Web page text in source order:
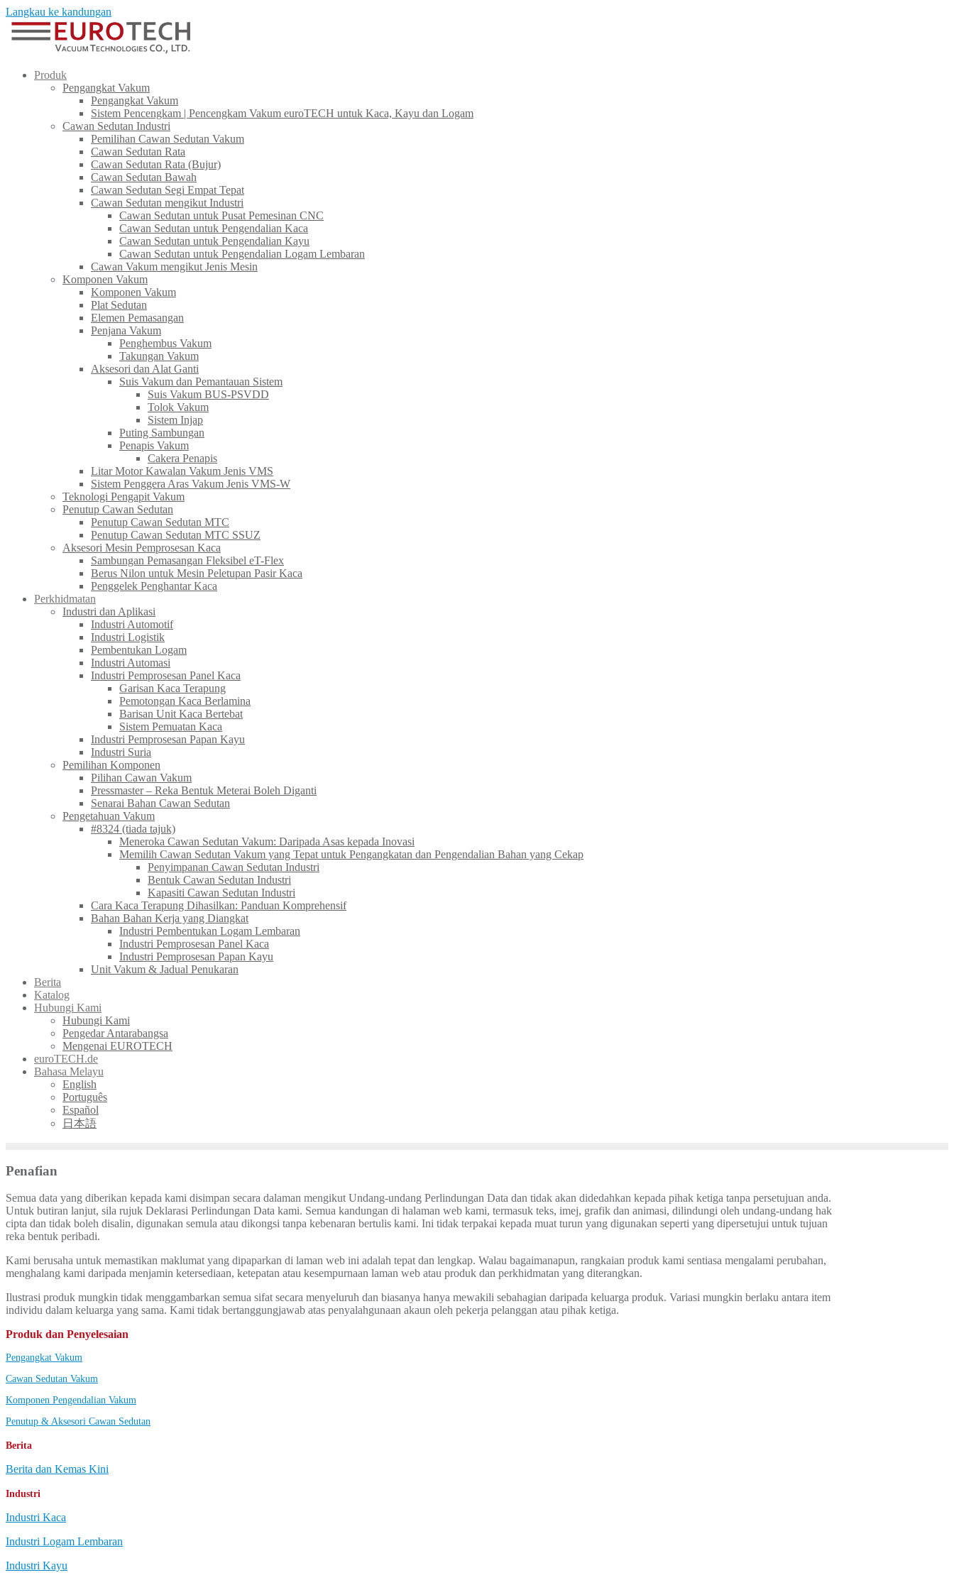
Langkau ke kandungan
Produk
Pengangkat Vakum
Pengangkat Vakum
Sistem Pencengkam | Pencengkam Vakum euroTECH untuk Kaca, Kayu dan Logam
Cawan Sedutan Industri
Pemilihan Cawan Sedutan Vakum
Cawan Sedutan Rata
Cawan Sedutan Rata (Bujur)
Cawan Sedutan Bawah
Cawan Sedutan Segi Empat Tepat
Cawan Sedutan mengikut Industri
Cawan Sedutan untuk Pusat Pemesinan CNC
Cawan Sedutan untuk Pengendalian Kaca​
Cawan Sedutan untuk Pengendalian Kayu
Cawan Sedutan untuk Pengendalian Logam Lembaran
Cawan Vakum mengikut Jenis Mesin
Komponen Vakum
Komponen Vakum
Plat Sedutan
Elemen Pemasangan
Penjana Vakum
Penghembus Vakum
Takungan Vakum
Aksesori dan Alat Ganti
Suis Vakum dan Pemantauan Sistem
Suis Vakum BUS-PSVDD
Tolok Vakum
Sistem Injap
Puting Sambungan
Penapis Vakum
Cakera Penapis
Litar Motor Kawalan Vakum Jenis VMS
Sistem Penggera Aras Vakum Jenis VMS-W
Teknologi Pengapit Vakum
Penutup Cawan Sedutan
Penutup Cawan Sedutan MTC
Penutup Cawan Sedutan MTC SSUZ
Aksesori Mesin Pemprosesan Kaca
Sambungan Pemasangan Fleksibel eT-Flex
Berus Nilon untuk Mesin Peletupan Pasir Kaca
Penggelek Penghantar Kaca
Perkhidmatan
Industri dan Aplikasi
Industri Automotif
Industri Logistik
Pembentukan Logam
Industri Automasi
Industri Pemprosesan Panel Kaca
Garisan Kaca Terapung
Pemotongan Kaca Berlamina
Barisan Unit Kaca Bertebat
Sistem Pemuatan Kaca
Industri Pemprosesan Papan Kayu
Industri Suria
Pemilihan Komponen
Pilihan Cawan Vakum
Pressmaster – Reka Bentuk Meterai Boleh Diganti
Senarai Bahan Cawan Sedutan
Pengetahuan Vakum
#8324 (tiada tajuk)
Meneroka Cawan Sedutan Vakum: Daripada Asas kepada Inovasi
Memilih Cawan Sedutan Vakum yang Tepat untuk Pengangkatan dan Pengendalian Bahan yang Cekap
Penyimpanan Cawan Sedutan Industri
Bentuk Cawan Sedutan Industri
Kapasiti Cawan Sedutan Industri
Cara Kaca Terapung Dihasilkan: Panduan Komprehensif
Bahan Bahan Kerja yang Diangkat
Industri Pembentukan Logam Lembaran
Industri Pemprosesan Panel Kaca
Industri Pemprosesan Papan Kayu
Unit Vakum & Jadual Penukaran
Berita
Katalog
Hubungi Kami
Hubungi Kami
Pengedar Antarabangsa
Mengenai EUROTECH
euroTECH.de
Bahasa Melayu
English
Português
Español
日本語
Penafian
Semua data yang diberikan kepada kami disimpan secara dalaman mengikut Undang-undang Perlindungan Data dan tidak akan didedahkan kepada pihak ketiga tanpa persetujuan anda.
Untuk butiran lanjut, sila rujuk Deklarasi Perlindungan Data kami. Semua kandungan di halaman web kami, termasuk teks, imej, grafik dan animasi, dilindungi oleh undang-undang hak
cipta dan tidak boleh disalin, digunakan semula atau dikongsi tanpa kebenaran bertulis kami. Ini tidak terpakai kepada muat turun yang digunakan seperti yang dipersetujui untuk tujuan
reka bentuk peribadi.
Kami berusaha untuk memastikan maklumat yang dipaparkan di laman web ini adalah tepat dan lengkap. Walau bagaimanapun, rangkaian produk kami sentiasa mengalami perubahan,
menghalang kami daripada menjamin ketersediaan, ketepatan atau kesempurnaan laman web atau produk dan perkhidmatan yang diterangkan.
Ilustrasi produk mungkin tidak menggambarkan semua sifat secara menyeluruh dan biasanya hanya mewakili sebahagian daripada keluarga produk. Variasi mungkin berlaku antara item
individu dalam keluarga yang sama. Kami tidak bertanggungjawab atas penyalahgunaan akaun oleh pekerja pelanggan atau pihak ketiga.
Produk dan Penyelesaian
Pengangkat Vakum
Cawan Sedutan Vakum
Komponen Pengendalian Vakum
Penutup & Aksesori Cawan Sedutan
Berita
Berita dan Kemas Kini
Industri
Industri Kaca
Industri Logam Lembaran
Industri Kayu